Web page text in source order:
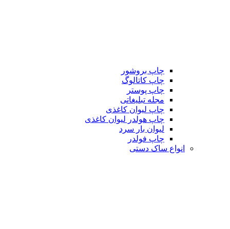
چاپ بروشور
چاپ کاتالوگ
چاپ پوستر
مجله تبلیغاتی
چاپ لیوان کاغذی
چاپ هولدر لیوان کاغذی
لیوان بار سرد
چاپ فولدر
انواع ساک دستی